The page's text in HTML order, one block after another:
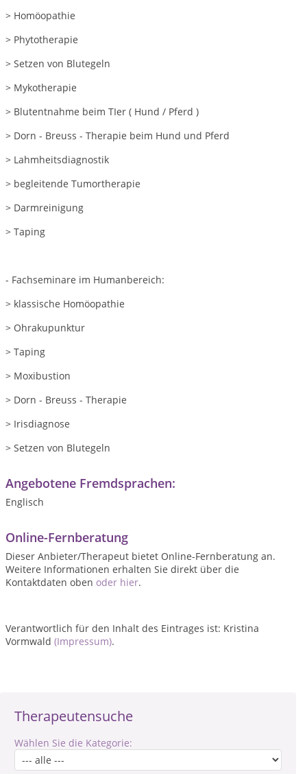
Therapeutensuche
Wählen Sie die Kategorie:
> Homöopathie
> Phytotherapie
> Setzen von Blutegeln
> Mykotherapie
> Blutentnahme beim TIer ( Hund / Pferd )
> Dorn - Breuss - Therapie beim Hund und Pferd
> Lahmheitsdiagnostik
> begleitende Tumortherapie
> Darmreinigung
> Taping
- Fachseminare im Humanbereich:
> klassische Homöopathie
> Ohrakupunktur
> Taping
> Moxibustion
> Dorn - Breuss - Therapie
> Irisdiagnose
> Setzen von Blutegeln
Angebotene Fremdsprachen:
Englisch
Online-Fernberatung
Dieser Anbieter/Therapeut bietet Online-Fernberatung an.
Weitere Informationen erhalten Sie direkt über die
Kontaktdaten oben oder hier.
Verantwortlich für den Inhalt des Eintrages ist: Kristina
Vormwald (Impressum).